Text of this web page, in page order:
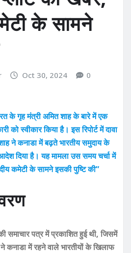
के सामने
Oct 30, 2024 0
के गृह मंत्री अमित शाह के बारे में एक
को स्वीकार किया है। इस रिपोर्ट में दावा
ने कनाडा में बढ़ते भारतीय समुदाय के
दिया है। यह मामला उस समय चर्चा में
कमेटी के सामने इसकी पुष्टि की”
समाचार पत्र में प्रकाशित हुई थी, जिसमें
कनाडा में रहने वाले भारतीयों के खिलाफ